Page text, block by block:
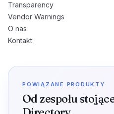
Transparency
Vendor Warnings
O nas
Kontakt
POWIĄZANE PRODUKTY
Od zespołu